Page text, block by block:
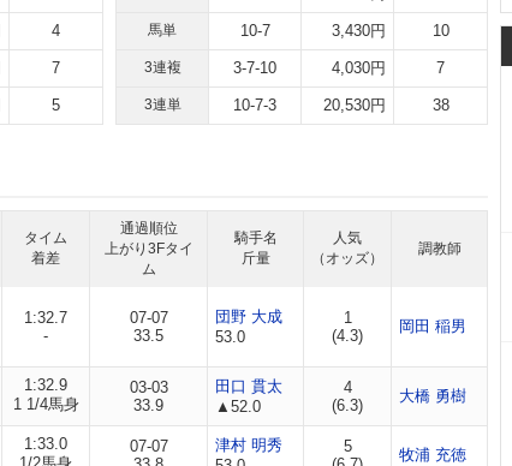
4
7
5
馬単 10-7 3,430円 10
3連複 3-7-10 4,030円 7
3連単 10-7-3 20,530円 38
タイム
着差
通過順位
上がり3Fタイ
ム
騎手名
斤量
人気
（オッズ）
調教師
1:32.7
-
07-07
33.5
団野 大成
53.0
1
(4.3)
岡田 稲男
1:32.9
1 1/4馬身
03-03
33.9
田口 貫太
▲52.0
4
(6.3)
大橋 勇樹
1:33.0
07-07
津村 明秀
5
牧浦 充徳